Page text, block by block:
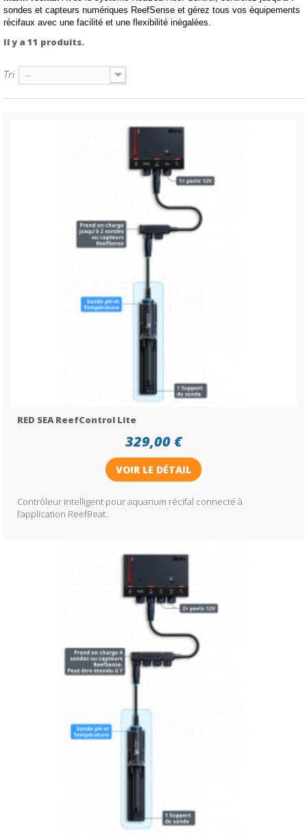
sondes et capteurs numériques ReefSense et gérez tous vos équipements
récifaux avec une facilité et une flexibilité inégalées.
Il y a 11 produits.
Tri --
RED SEA ReefControl Lite
329,00 €
VOIR LE DÉTAIL
Contrôleur intelligent pour aquarium récifal connecté à
l’application ReefBeat.